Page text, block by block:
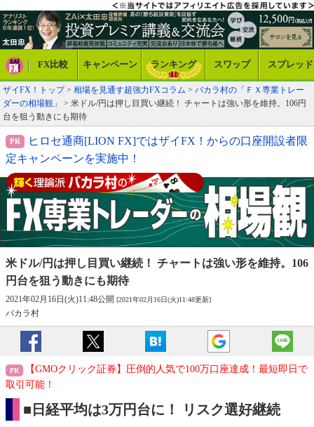
FX比較 キャンペーン ランキング スワップ スプレッド
ザイFX！トップ> 相場を見通す超強力FXコラム > バカラ村の「ＦＸ専業トレー
ダーの相場観」
> 米ドル/円は押し目買い継続！ チャートは強い形を維持。106円
台を狙う動きにも期待
ヒロセ通商[LION FX]ではザイFX！からの口座開設者限
定キャンペーンを実施中！
米ドル/円は押し目買い継続！ チャートは強い形を維持。106
円台を狙う動きにも期待
2021年02月16日(火)11:48公開 [2021年02月16日(火)11:48更新]
バカラ村
【GMOクリック証券】圧倒的人気で100万口座達成！最短即日で
取引可能！
■日経平均は3万円台に！ リスク選好継続